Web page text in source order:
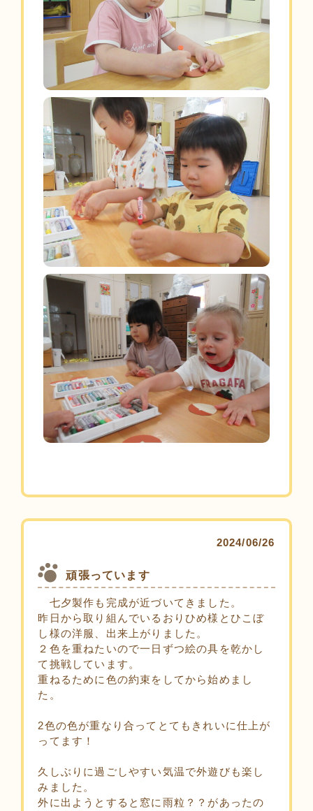
2024/06/26
頑張っています
七夕製作も完成が近づいてきました。
昨日から取り組んでいるおりひめ様とひこぼ
し様の洋服、出来上がりました。
２色を重ねたいので一日ずつ絵の具を乾かし
て挑戦しています。
重ねるために色の約束をしてから始めまし
た。
2色の色が重なり合ってとてもきれいに仕上が
ってます！
久しぶりに過ごしやすい気温で外遊びも楽し
みました。
外に出ようとすると窓に雨粒？？があったの